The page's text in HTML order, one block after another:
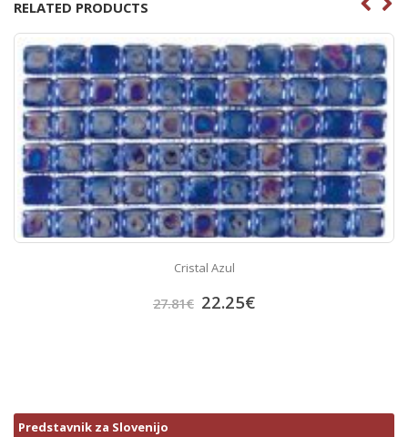
RELATED PRODUCTS
Cristal Azul
27.81€ 22.25€
Predstavnik za Slovenijo